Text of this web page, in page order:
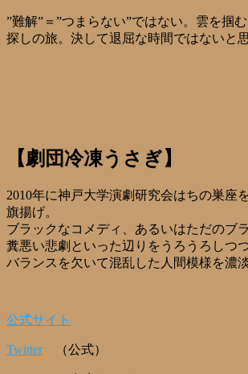
”難解”＝”つまらない”ではない。雲を掴
探しの旅。決して退屈な時間ではないと思
【劇団冷凍うさぎ】
2010年に神戸大学演劇研究会はちの巣座
旗揚げ。
ブラックなコメディ、あるいはただのブ
糞悪い悲劇といった辺りをうろうろしつつ
バランスを欠いて混乱した人間模様を濃
公式サイト
Twitter（公式）